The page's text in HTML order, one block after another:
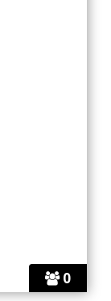
0